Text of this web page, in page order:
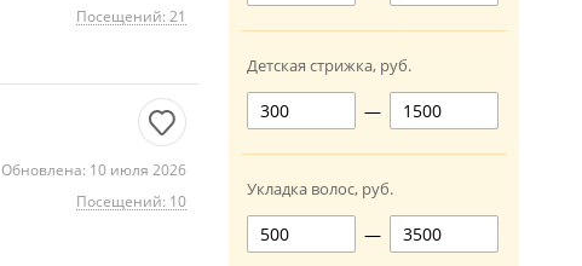
Посещений: 21
Обновлена: 10 июля 2026
Посещений: 10
Детская стрижка, руб.
—
Укладка волос, руб.
—